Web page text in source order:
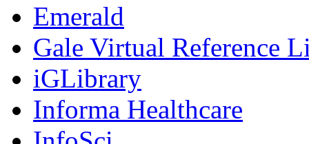
Emerald
Gale Virtual Reference
iGLibrary
Informa Healthcare